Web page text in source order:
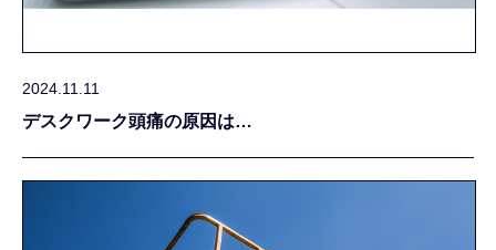
2024.11.11
デスクワーク頭痛の原因は…